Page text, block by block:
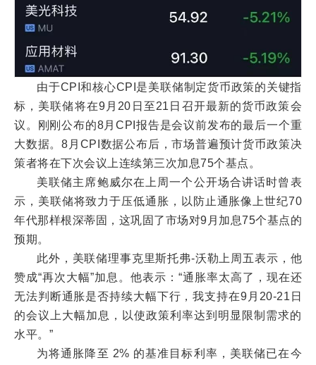
由于CPI和核心CPI是美联储制定货币政策的关键指
标，美联储将在9月20日至21日召开最新的货币政策会
议。刚刚公布的8月CPI报告是会议前发布的最后一个重
大数据。8月CPI数据公布后，市场普遍预计货币政策决
策者将在下次会议上连续第三次加息75个基点。
美联储主席鲍威尔在上周一个公开场合讲话时曾表
示，美联储将致力于压低通胀，以防止通胀像上世纪70
年代那样根深蒂固，这巩固了市场对9月加息75个基点的
预期。
此外，美联储理事克里斯托弗-沃勒上周五表示，他
赞成“再次大幅”加息。他表示：“通胀率太高了，现在还
无法判断通胀是否持续大幅下行，我支持在9月20-21日
的会议上大幅加息，以使政策利率达到明显限制需求的
水平。”
为将通胀降至 2% 的基准目标利率，美联储已在今